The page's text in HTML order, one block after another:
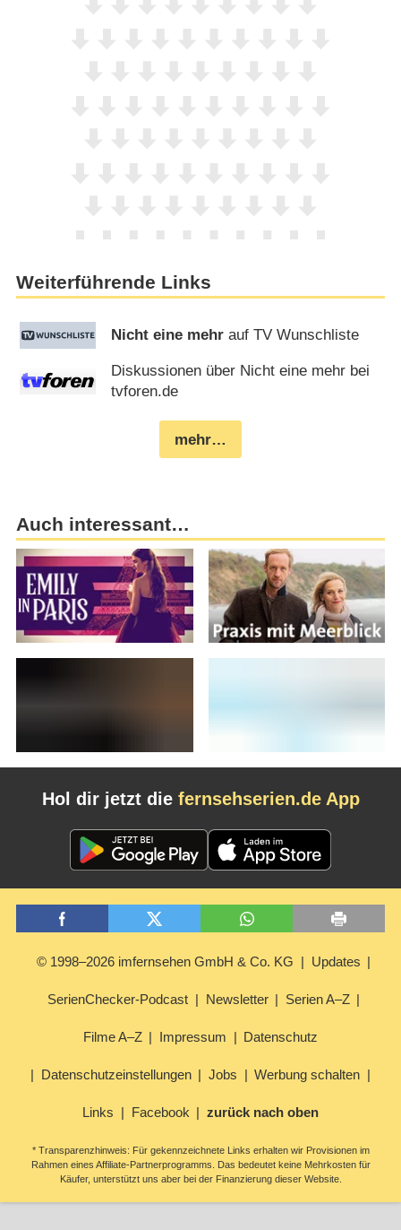
Weiterführende Links
Nicht eine mehr auf TV Wunschliste
Diskussionen über Nicht eine mehr bei
tvforen.de
mehr…
Auch interessant…
Hol dir jetzt die fernsehserien.de App
© 1998–2026 imfernsehen GmbH & Co. KG Updates
SerienChecker-Podcast Newsletter Serien A–Z
Filme A–Z Impressum Datenschutz
Datenschutzeinstellungen Jobs Werbung schalten
Links Facebook zurück nach oben
* Transparenzhinweis: Für gekennzeichnete Links erhalten wir Provisionen im
Rahmen eines Affiliate-Partnerprogramms. Das bedeutet keine Mehrkosten für
Käufer, unterstützt uns aber bei der Finanzierung dieser Website.